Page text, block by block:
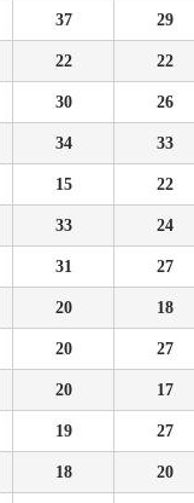
37 29
22 22
30 26
34 33
15 22
33 24
31 27
20 18
20 27
20 17
19 27
18 20